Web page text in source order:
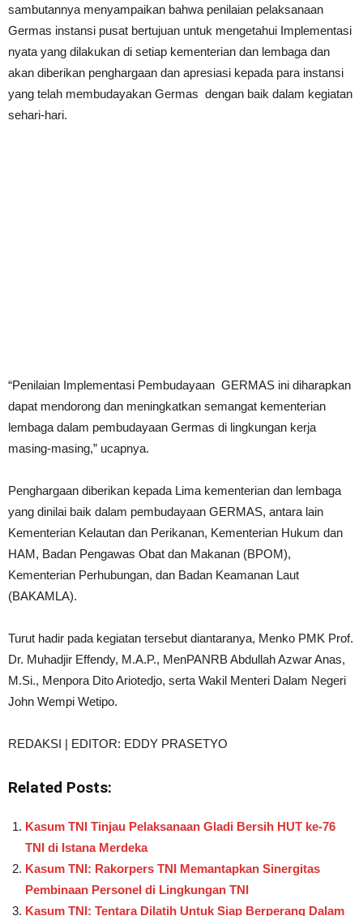
sambutannya menyampaikan bahwa penilaian pelaksanaan
Germas instansi pusat bertujuan untuk mengetahui Implementasi
nyata yang dilakukan di setiap kementerian dan lembaga dan
akan diberikan penghargaan dan apresiasi kepada para instansi
yang telah membudayakan Germas dengan baik dalam kegiatan
sehari-hari.
“Penilaian Implementasi Pembudayaan GERMAS ini diharapkan
dapat mendorong dan meningkatkan semangat kementerian
lembaga dalam pembudayaan Germas di lingkungan kerja
masing-masing,” ucapnya.
Penghargaan diberikan kepada Lima kementerian dan lembaga
yang dinilai baik dalam pembudayaan GERMAS, antara lain
Kementerian Kelautan dan Perikanan, Kementerian Hukum dan
HAM, Badan Pengawas Obat dan Makanan (BPOM),
Kementerian Perhubungan, dan Badan Keamanan Laut
(BAKAMLA).
Turut hadir pada kegiatan tersebut diantaranya, Menko PMK Prof.
Dr. Muhadjir Effendy, M.A.P., MenPANRB Abdullah Azwar Anas,
M.Si., Menpora Dito Ariotedjo, serta Wakil Menteri Dalam Negeri
John Wempi Wetipo.
REDAKSI | EDITOR: EDDY PRASETYO
Related Posts:
Kasum TNI Tinjau Pelaksanaan Gladi Bersih HUT ke-76
TNI di Istana Merdeka
Kasum TNI: Rakorpers TNI Memantapkan Sinergitas
Pembinaan Personel di Lingkungan TNI
Kasum TNI: Tentara Dilatih Untuk Siap Berperang Dalam